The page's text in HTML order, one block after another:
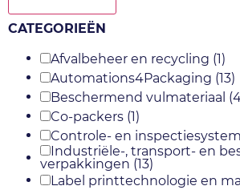
CATEGORIEËN
Afvalbeheer en recycling (1)
Automations4Packaging (13)
Beschermend vulmateriaal
Co-packers (1)
Controle- en
Industriële-, transport- en
verpakkingen (13)
Label printtechnologie en